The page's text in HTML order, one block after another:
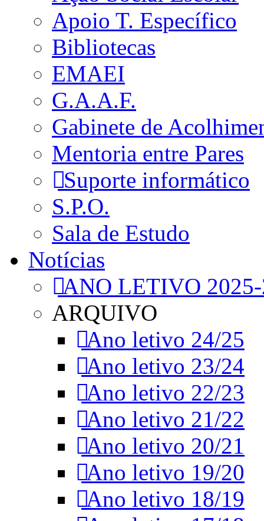
Apoio T. Específico
Bibliotecas
EMAEI
G.A.A.F.
Gabinete de
Mentoria entre Pares
Suporte informático
S.P.O.
Sala de Estudo
Notícias
ANO LETIVO
ARQUIVO
Ano letivo 24/25
Ano letivo 23/24
Ano letivo 22/23
Ano letivo 21/22
Ano letivo 20/21
Ano letivo 19/20
Ano letivo 18/19